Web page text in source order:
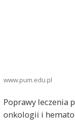
www.pum.edu.pl
Poprawy leczenia
onkologii i